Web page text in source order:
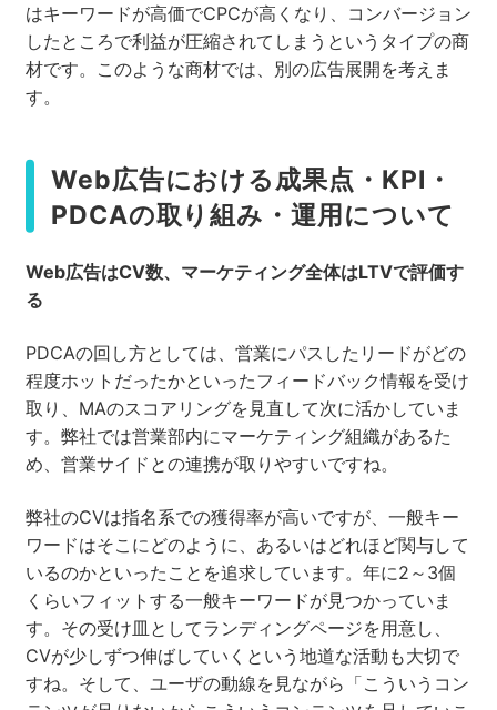
はキーワードが高価でCPCが高くなり、コンバージョン
したところで利益が圧縮されてしまうというタイプの商
材です。このような商材では、別の広告展開を考えま
す。
Web広告における成果点・KPI・
PDCAの取り組み・運用について
Web広告はCV数、マーケティング全体はLTVで評価す
る
PDCAの回し方としては、営業にパスしたリードがどの
程度ホットだったかといったフィードバック情報を受け
取り、MAのスコアリングを見直して次に活かしていま
す。弊社では営業部内にマーケティング組織があるた
め、営業サイドとの連携が取りやすいですね。
弊社のCVは指名系での獲得率が高いですが、一般キー
ワードはそこにどのように、あるいはどれほど関与して
いるのかといったことを追求しています。年に2～3個
くらいフィットする一般キーワードが見つかっていま
す。その受け皿としてランディングページを用意し、
CVが少しずつ伸ばしていくという地道な活動も大切で
すね。そして、ユーザの動線を見ながら「こういうコン